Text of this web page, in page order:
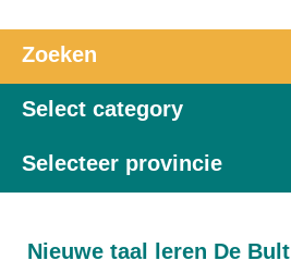
Zoeken
Select category
Selecteer provincie
Nieuwe taal leren De Bult